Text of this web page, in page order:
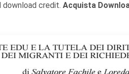
download credit. Acquista